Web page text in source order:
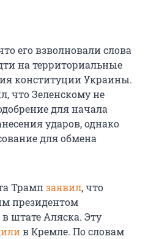
его взволновали слова
на территориальные
конституции Украины.
что Зеленскому не
для начала
ударов, однако
для обмена
Трампзаявил, что
президентом
штате Аляска. Эту
в Кремле. По словам